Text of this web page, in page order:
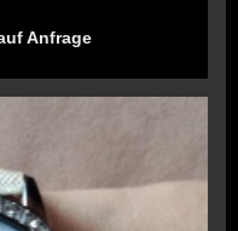
Anfrage